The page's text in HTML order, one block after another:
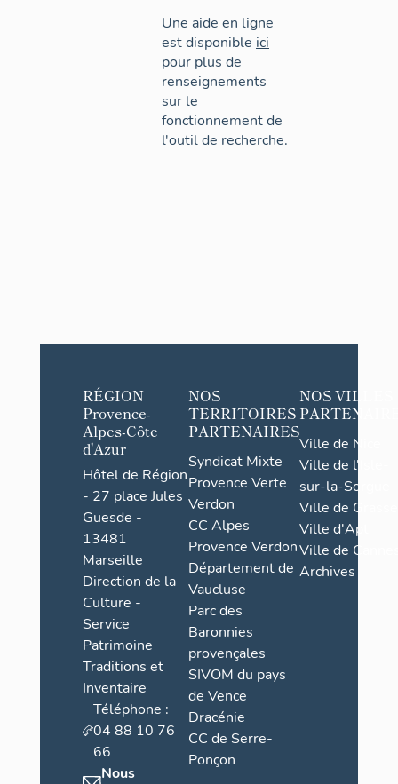
Une aide en ligne
est disponible ici
pour plus de
renseignements
sur le
fonctionnement de
l'outil de recherche.
RÉGION
Provence-
Alpes-Côte
d'Azur
Hôtel de Région
- 27 place Jules
Guesde -
13481
Marseille
Direction de la
Culture -
Service
Patrimoine
Traditions et
Inventaire
Téléphone :
04 88 10 76
66
Nous
NOS
TERRITOIRES
PARTENAIRES
Syndicat Mixte
Provence Verte
Verdon
CC Alpes
Provence Verdon
Département de
Vaucluse
Parc des
Baronnies
provençales
SIVOM du pays
de Vence
Dracénie
CC de Serre-
Ponçon
NOS VILLES
Ville de Nice
Ville de l'Isle-
sur-la-Sorgue
Ville de Grasse
Ville d'Apt
Ville de
Archives